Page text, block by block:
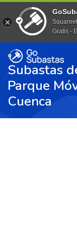
Subastas
Parque
Cuenca
Gratis -